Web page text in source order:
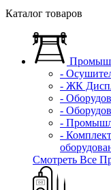
Каталог товаров
-
- ЖК
-
-
-
-
Смотреть Все